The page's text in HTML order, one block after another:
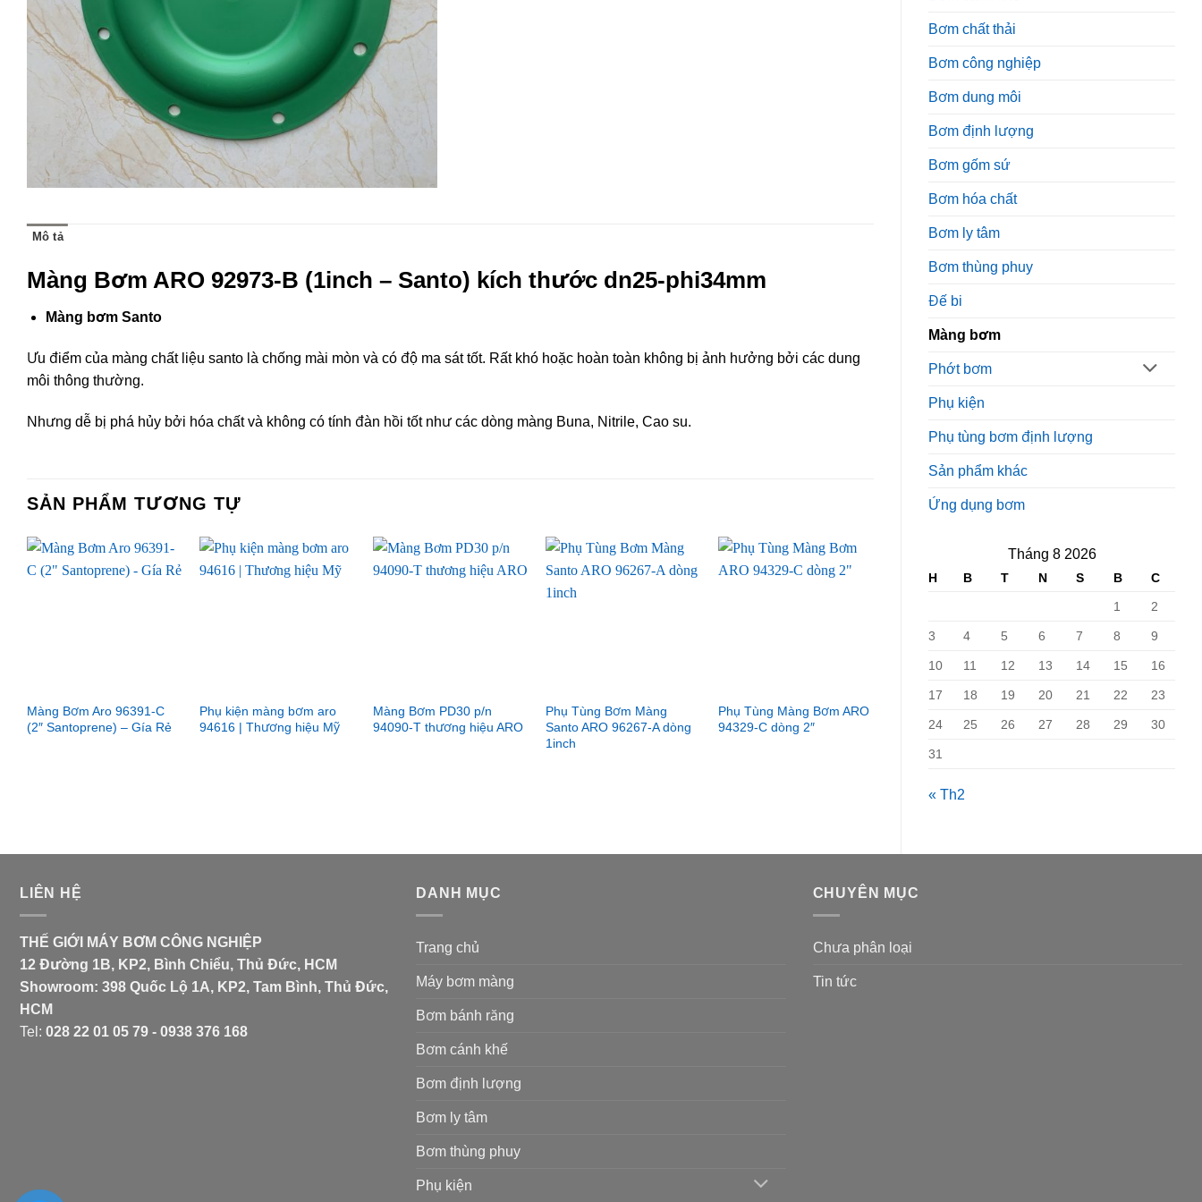
Bơm chất thải
Bơm công nghiệp
Bơm dung môi
Bơm định lượng
Bơm gốm sứ
Bơm hóa chất
Bơm ly tâm
Bơm thùng phuy
Đế bi
Màng bơm
Phớt bơm
Phụ kiện
Phụ tùng bơm định lượng
Sản phẩm khác
Ứng dụng bơm
Tháng 8 2026
H B T N S B
C
1
2
3 4 5 6 7 8 9
10 11 12 13 14 15 16
17 18 19 20 21 22 23
24 25 26 27 28 29 30
31
« Th2
Mô tả
Màng Bơm ARO 92973-B (1inch – Santo) kích thước dn25-phi34mm
Màng bơm Santo
Ưu điểm của màng chất liệu santo là chống mài mòn và có độ ma sát tốt. Rất khó hoặc hoàn toàn không bị ảnh hưởng bởi các dung
môi thông thường.
Nhưng dễ bị phá hủy bởi hóa chất và không có tính đàn hồi tốt như các dòng màng Buna, Nitrile, Cao su.
SẢN PHẨM TƯƠNG TỰ
Màng Bơm Aro 96391-C
(2″ Santoprene) – Gía Rẻ
Phụ kiện màng bơm aro
94616 | Thương hiệu Mỹ
Màng Bơm PD30 p/n
94090-T thương hiệu ARO
Phụ Tùng Bơm Màng
Santo ARO 96267-A dòng
1inch
Phụ Tùng Màng Bơm ARO
94329-C dòng 2″
Nitrile-Buna- NBR)
93111 (1/2″ – Teflon –
LIÊN HỆ
THẾ GIỚI MÁY BƠM CÔNG NGHIỆP
12 Đường 1B, KP2, Bình Chiểu, Thủ Đức, HCM
Showroom: 398 Quốc Lộ 1A, KP2, Tam Bình, Thủ Đức,
HCM
Tel: 028 22 01 05 79 - 0938 376 168
DANH MỤC
Trang chủ
Máy bơm màng
Bơm bánh răng
Bơm cánh khế
Bơm định lượng
Bơm ly tâm
Bơm thùng phuy
Phụ kiện
CHUYÊN MỤC
Chưa phân loại
Tin tức